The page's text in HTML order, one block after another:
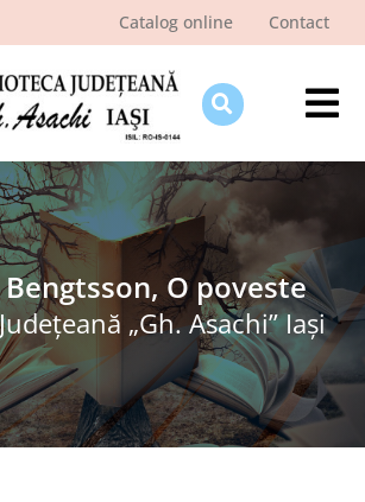
Catalog online Contact
Bengtsson, O poveste
„Gh. Asachi” Iaşi